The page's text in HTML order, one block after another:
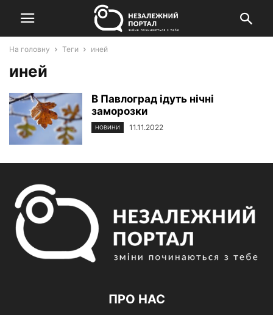
На головну Теги иней
иней
В Павлоград ідуть нічні
заморозки
НОВИНИ 11.11.2022
ПРО НАС